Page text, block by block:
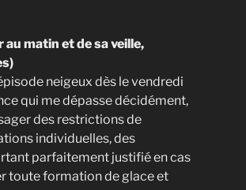
matin et de sa veille,
neigeux dès le vendredi
qui me dépasse décidément,
des restrictions de
individuelles, des
parfaitement justifié en cas
toute formation de glace et